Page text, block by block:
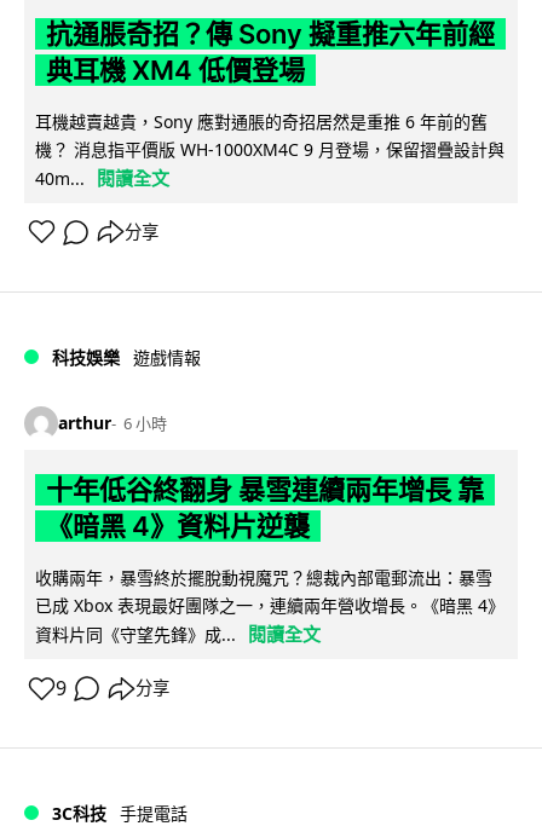
抗通脹奇招？傳 Sony 擬重推六年前經
典耳機 XM4 低價登場
耳機越賣越貴，Sony 應對通脹的奇招居然是重推 6 年前的舊
機？ 消息指平價版 WH-1000XM4C 9 月登場，保留摺疊設計與
40m...
閱讀全文
分享
科技娛樂 遊戲情報
arthur 6 小時
十年低谷終翻身 暴雪連續兩年增長 靠
《暗黑 4》資料片逆襲
收購兩年，暴雪終於擺脫動視魔咒？總裁內部電郵流出：暴雪
已成 Xbox 表現最好團隊之一，連續兩年營收增長。《暗黑 4》
資料片同《守望先鋒》成...
閱讀全文
9 分享
3C科技 手提電話